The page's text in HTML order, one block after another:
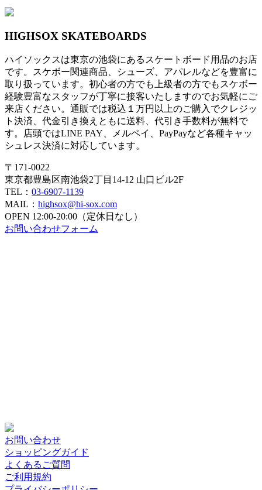
HIGHSOX SKATEBOARDS
ハイソックスは東京の池袋にあるスケートボード用品のお店
です。スケボー関連商品、シューズ、アパレルなどを豊富に
取り扱っています。初心者の方でも上級者の方でもスケボー
経験豊富なスタッフが丁寧に接客いたしますのでお気軽にご
来店ください。通販では税込１万円以上のご購入でクレジッ
ト決済、代金引き換えともに送料、代引き手数料が無料で
す。店頭ではLINE PAY、メルペイ、PayPayなど各種キャッ
シュレス決済に対応しています。
〒171-0022
東京都豊島区南池袋2丁目14-12 山口ビル2F
TEL： 03-6907-1139
MAIL： highsox@hi-sox.com
OPEN 12:00-20:00（定休日なし）
お問い合わせフォーム
お問い合わせ
ショッピングガイド
よくあるご質問
ご利用規約